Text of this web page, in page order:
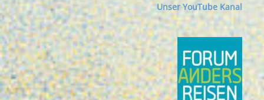
Unser YouTube Kanal